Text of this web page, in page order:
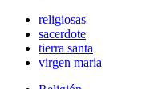
religiosas
sacerdote
tierra santa
virgen maria